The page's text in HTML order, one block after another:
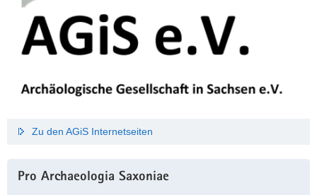
Zu den AGiS Internetseiten
Pro Archaeologia Saxoniae